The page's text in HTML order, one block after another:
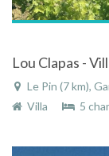
Le Pin (7 km),
Villa
5